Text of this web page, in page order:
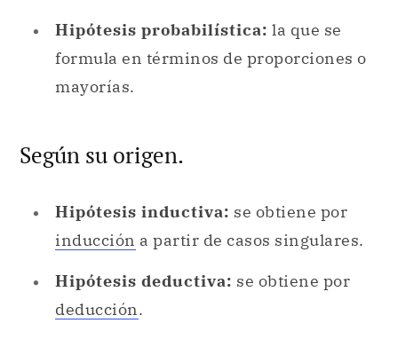
Hipótesis probabilística: la que se
formula en términos de proporciones o
mayorías.
Según su origen.
Hipótesis inductiva: se obtiene por
inducción a partir de casos singulares.
Hipótesis deductiva: se obtiene por
deducción.